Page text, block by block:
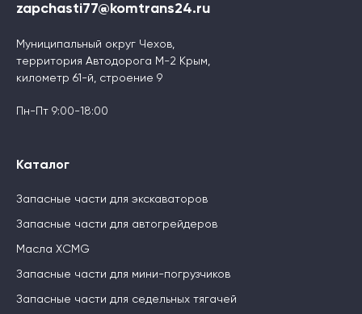
zapchasti77@komtrans24.ru
Муниципальный округ Чехов,
территория Автодорога М-2 Крым,
километр 61-й, строение 9
Пн-Пт 9:00-18:00
Каталог
Запасные части для экскаваторов
Запасные части для автогрейдеров
Масла XCMG
Запасные части для мини-погрузчиков
Запасные части для седельных тягачей